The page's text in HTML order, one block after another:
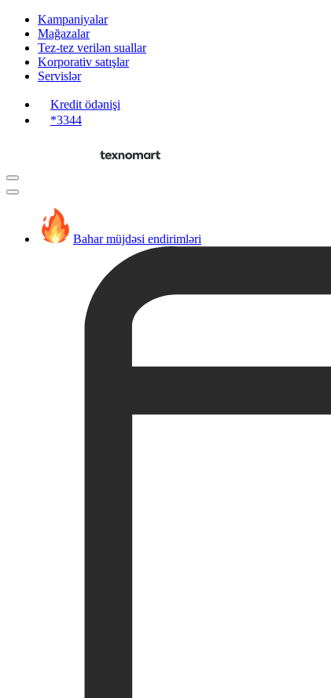
Kampaniyalar
Mağazalar
Tez-tez verilən suallar
Korporativ satışlar
Servislər
Kredit ödənişi
*3344
Bahar müjdəsi endirimləri